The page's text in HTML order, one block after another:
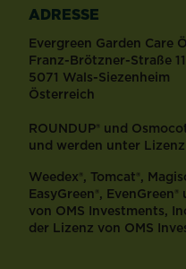
ADRESSE
Evergreen Garden Care
Franz-Brötzner-Straße
5071 Wals-Siezenheim
Österreich
ROUNDUP® und
und werden unter
Weedex®, Tomcat®,
EasyGreen®,
von OMS Investments,
der Lizenz von OMS